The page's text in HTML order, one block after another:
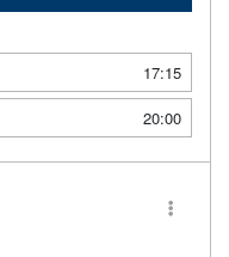
17:15
20:00